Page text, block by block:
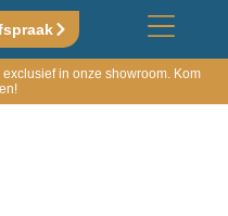
in onze showroom. Kom